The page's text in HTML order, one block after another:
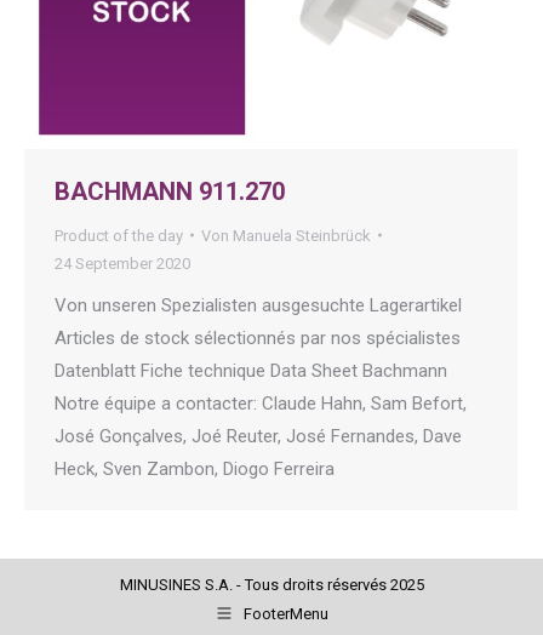
BACHMANN 911.270
Product of the day Von Manuela Steinbrück
24 September 2020
Von unseren Spezialisten ausgesuchte Lagerartikel
Articles de stock sélectionnés par nos spécialistes
Datenblatt Fiche technique Data Sheet Bachmann
Notre équipe a contacter: Claude Hahn, Sam Befort,
José Gonçalves, Joé Reuter, José Fernandes, Dave
Heck, Sven Zambon, Diogo Ferreira
MINUSINES S.A. - Tous droits réservés 2025
FooterMenu